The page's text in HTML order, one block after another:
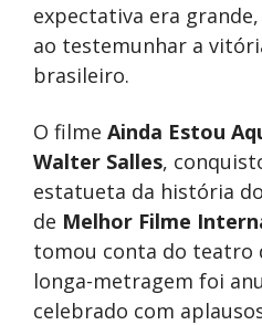
expectativa era
ao testemunhar a
brasileiro.
O filme Ainda Estou
Walter Salles,
estatueta da história
de Melhor Filme
tomou conta do teatro
longa-metragem foi
celebrado com